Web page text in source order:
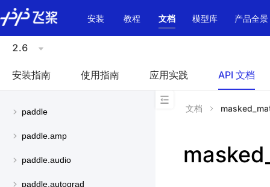
\u200E
安装
教程 文档 模型库 产品全景
2.6
安装指南 使用指南 应用实践 API 文档
paddle
paddle.amp
paddle.audio
paddle.autograd
文档